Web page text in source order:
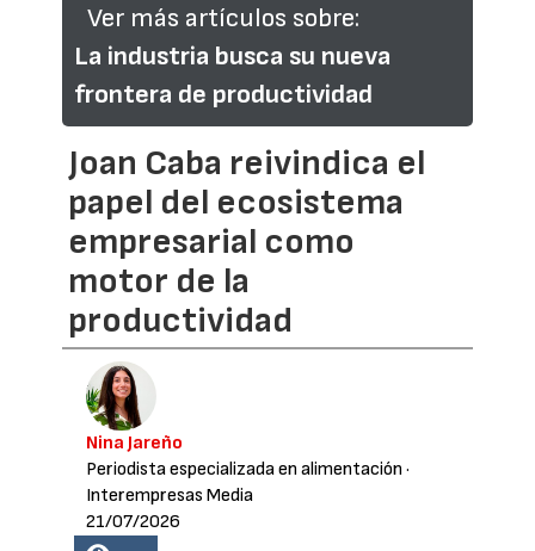
Ver más artículos sobre:
La industria busca su nueva
frontera de productividad
Joan Caba reivindica el
papel del ecosistema
empresarial como
motor de la
productividad
Nina Jareño
Periodista especializada en alimentación ·
Interempresas Media
21/07/2026